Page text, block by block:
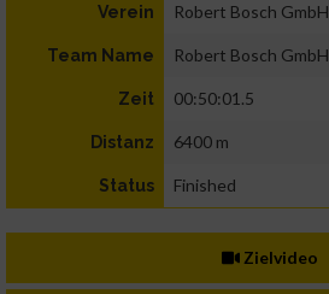
Verein Robert Bosch GmbH
Team Name Robert Bosch GmbH
Zeit 00:50:01.5
Distanz 6400 m
Status Finished
Zielvideo